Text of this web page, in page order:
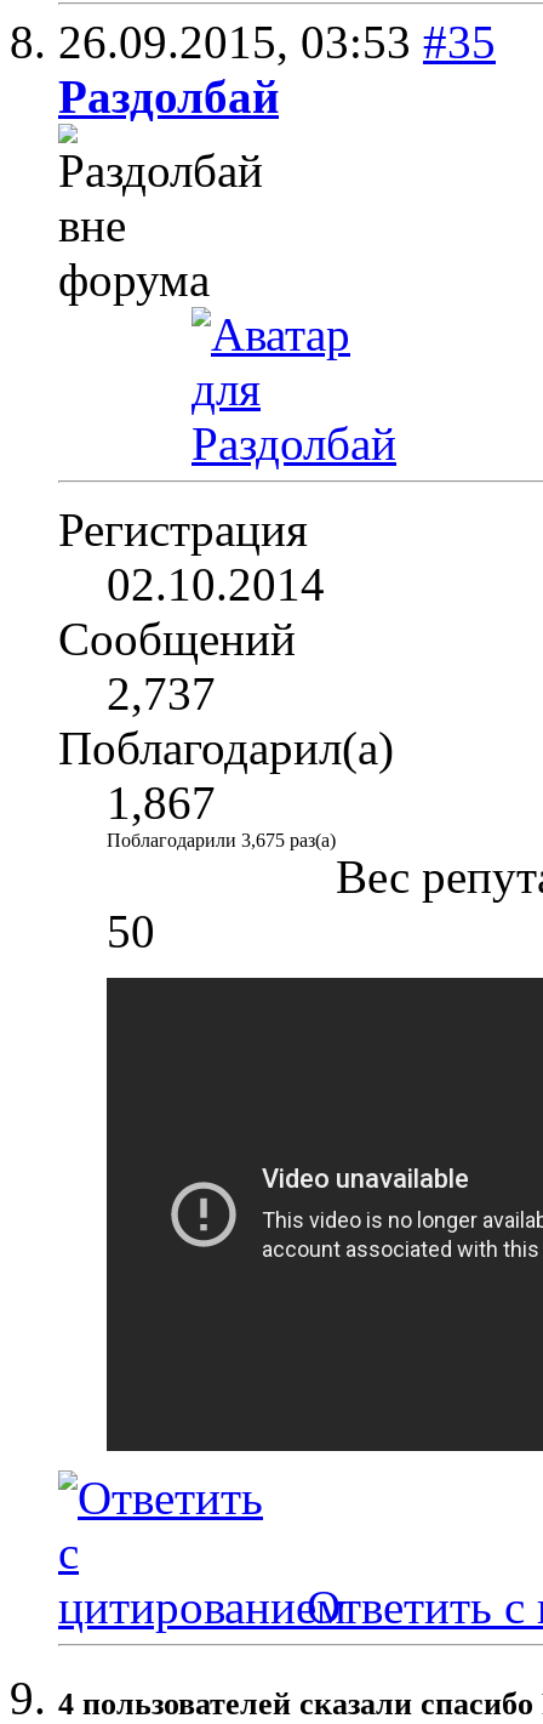
26.09.2015, 03:53 #35
Раздолбай
Регистрация
02.10.2014
Сообщений
2,737
Поблагодарил(а)
1,867
Поблагодарили 3,675 раз(а)
Вес
50
Ответить с
4 пользователей сказали